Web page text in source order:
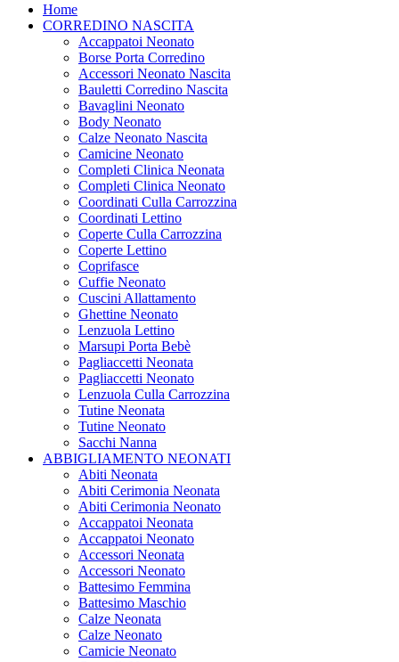
Home
CORREDINO NASCITA
Accappatoi Neonato
Borse Porta Corredino
Accessori Neonato Nascita
Bauletti Corredino Nascita
Bavaglini Neonato
Body Neonato
Calze Neonato Nascita
Camicine Neonato
Completi Clinica Neonata
Completi Clinica Neonato
Coordinati Culla Carrozzina
Coordinati Lettino
Coperte Culla Carrozzina
Coperte Lettino
Coprifasce
Cuffie Neonato
Cuscini Allattamento
Ghettine Neonato
Lenzuola Lettino
Marsupi Porta Bebè
Pagliaccetti Neonata
Pagliaccetti Neonato
Lenzuola Culla Carrozzina
Tutine Neonata
Tutine Neonato
Sacchi Nanna
ABBIGLIAMENTO NEONATI
Abiti Neonata
Abiti Cerimonia Neonata
Abiti Cerimonia Neonato
Accappatoi Neonata
Accappatoi Neonato
Accessori Neonata
Accessori Neonato
Battesimo Femmina
Battesimo Maschio
Calze Neonata
Calze Neonato
Camicie Neonato